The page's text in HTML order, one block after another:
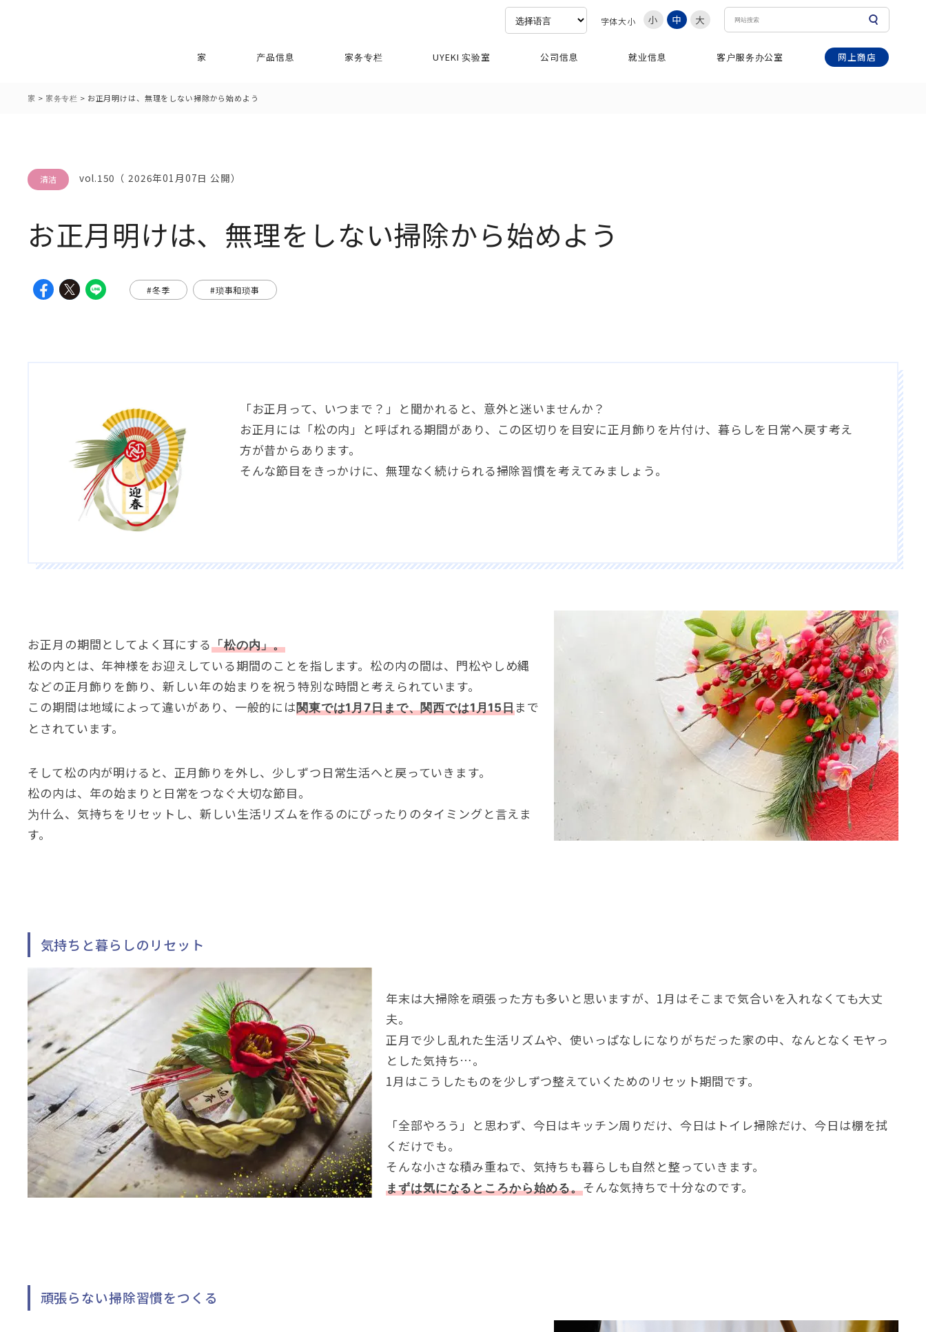
字体大小 小 中 大
家 产品信息 家务专栏 UYEKI 实验室 公司信息 就业信息 客户服务办公室 网上商店
家 > 家务专栏 > お正月明けは、 無理をしない掃除から始めよう
清洁 vol.150（ 2026年01月07日 公開）
お正月明けは、 無理をしない掃除から始めよう
#冬季 #琐事和琐事
「お正月って、 いつまで？」と聞かれると、 意外と迷いませんか？
お正月には「松の内」と呼ばれる期間があり、 この区切りを目安に正月飾りを片付け、 暮らしを日常へ戻す考え
方が昔からあります。
そんな節目をきっかけに、 無理なく続けられる掃除習慣を考えてみましょう。
お正月の期間としてよく耳にする「松の内」。
松の内とは、 年神様をお迎えしている期間のことを指します。 松の内の間は、 門松やしめ縄
などの正月飾りを飾り、 新しい年の始まりを祝う特別な時間と考えられています。
この期間は地域によって違いがあり、 一般的には関東では1月7日まで、関西では1月15日まで
とされています。
そして松の内が明けると、 正月飾りを外し、 少しずつ日常生活へと戻っていきます。
松の内は、 年の始まりと日常をつなぐ大切な節目。
为什么、 気持ちをリセットし、新しい生活リズムを作るのにぴったりのタイミングと言えま
す。
気持ちと暮らしのリセット
年末は大掃除を頑張った方も多いと思いますが、1月はそこまで気合いを入れなくても大丈
夫。
正月で少し乱れた生活リズムや、使いっぱなしになりがちだった家の中、 なんとなくモヤっ
とした気持ち…。
1月はこうしたものを少しずつ整えていくためのリセット期間です。
「全部やろう」と思わず、 今日はキッチン周りだけ、 今日はトイレ掃除だけ、今日は棚を拭
くだけでも。
そんな小さな積み重ねで、 気持ちも暮らしも自然と整っていきます。
まずは気になるところから始める。そんな気持ちで十分なのです。
頑張らない掃除習慣をつくる